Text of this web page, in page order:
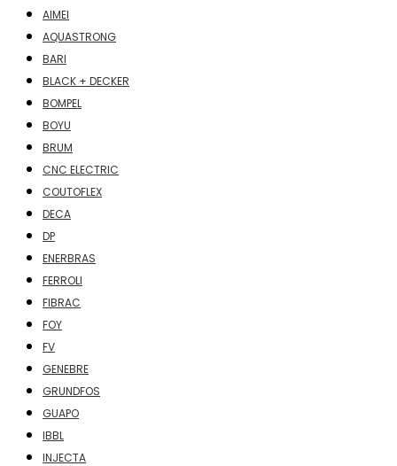
AIMEI
AQUASTRONG
BARI
BLACK + DECKER
BOMPEL
BOYU
BRUM
CNC ELECTRIC
COUTOFLEX
DECA
DP
ENERBRAS
FERROLI
FIBRAC
FOY
FV
GENEBRE
GRUNDFOS
GUAPO
IBBL
INJECTA